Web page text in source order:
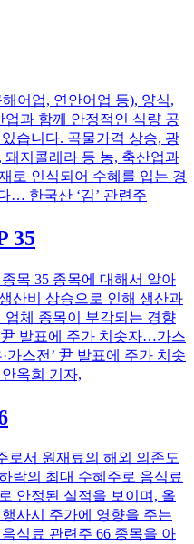
어업, 연안어업 등), 양식,
과 함께 안정적인 식량 공
습니다. 곡물가격 상승, 광
지콜레라 등 농, 축산업과
로 인식되어 수혜를 입는 경
… 한국산 ‘김’ 관련주
35
목 35 종목에 대해서 알아
산비 상승으로 인해 생산과
체 종목이 부각되는 경향
尹 발표에 주가 치솟자…가스
가스전’ 尹 발표에 주가 치솟
옥희 기자,
로서 원재료의 해외 의존도
락의 최대 수혜주로 음식료
안정된 실적을 보이며, 올
사시 주가에 영향을 주는
식료 관련주 66 종목을 아